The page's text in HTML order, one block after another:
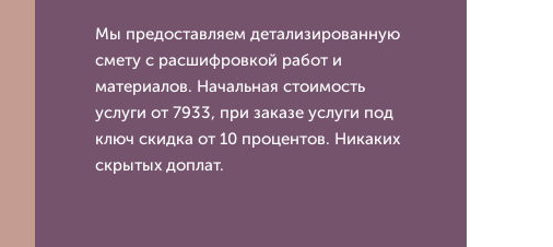
Мы предоставляем детализированную
смету с расшифровкой работ и
материалов. Начальная стоимость
услуги от 7933, при заказе услуги под
ключ скидка от 10 процентов. Никаких
скрытых доплат.